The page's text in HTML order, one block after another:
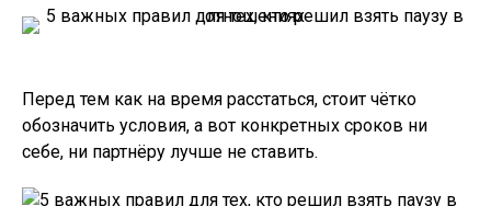
Перед тем как на время расстаться, стоит чётко
обозначить условия, а вот конкретных сроков ни
себе, ни партнёру лучше не ставить.